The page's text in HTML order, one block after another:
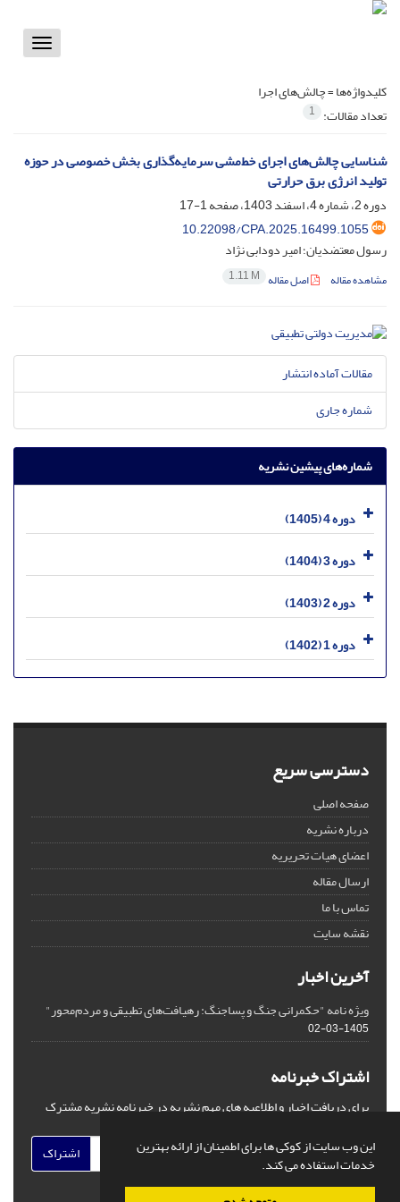
این وب سایت از کوکی ها برای اطمینان از ارائه بهترین
خدمات استفاده می کند.
Toggle
کلیدواژه‌ها =چالش‌های اجرا
تعداد مقالات: 1
شناسایی چالش‌های اجرای خط‌مشی سرمایه‌گذاری بخش خصوصی در حوزه
تولید انرژی برق حرارتی
دوره 2، شماره 4، اسفند 1403، صفحه
1-17
10.22098/CPA.2025.16499.1055
رسول معتضدیان؛ امیر دودابی نژاد
مشاهده مقاله اصل مقاله 1.11 M
مقالات آماده انتشار
شماره جاری
شماره‌های پیشین نشریه
دوره 4 (1405)
دوره 3 (1404)
دوره 2 (1403)
دوره 1 (1402)
دسترسی سریع
صفحه اصلی
درباره نشریه
اعضای هیات تحریریه
ارسال مقاله
تماس با ما
نقشه سایت
آخرین اخبار
ویژه نامه "حکمرانی جنگ و پساجنگ: رهیافت‌های تطبیقی و مردم‌محور"
1405-03-02
اشتراک خبرنامه
برای دریافت اخبار و اطلاعیه های مهم نشریه در خبرنامه نشریه مشترک
اشتراک